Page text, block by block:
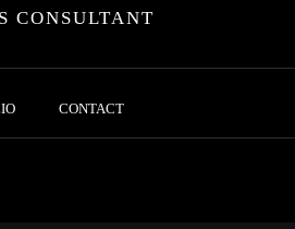
CONSULTANT
CONTACT